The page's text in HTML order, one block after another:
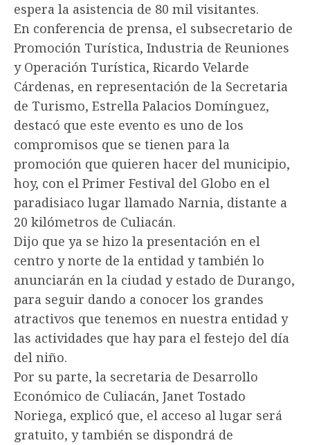
espera la asistencia de 80 mil visitantes.
En conferencia de prensa, el subsecretario de
Promoción Turística, Industria de Reuniones
y Operación Turística, Ricardo Velarde
Cárdenas, en representación de la Secretaria
de Turismo, Estrella Palacios Domínguez,
destacó que este evento es uno de los
compromisos que se tienen para la
promoción que quieren hacer del municipio,
hoy, con el Primer Festival del Globo en el
paradisiaco lugar llamado Narnia, distante a
20 kilómetros de Culiacán.
Dijo que ya se hizo la presentación en el
centro y norte de la entidad y también lo
anunciarán en la ciudad y estado de Durango,
para seguir dando a conocer los grandes
atractivos que tenemos en nuestra entidad y
las actividades que hay para el festejo del día
del niño.
Por su parte, la secretaria de Desarrollo
Económico de Culiacán, Janet Tostado
Noriega, explicó que, el acceso al lugar será
gratuito, y también se dispondrá de